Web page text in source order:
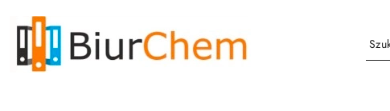
Przejdź do treści głównej
Przejdź do wyszukiwarki
Przejdź do moje konto
Przejdź do menu głównego
Przejdź do stopki